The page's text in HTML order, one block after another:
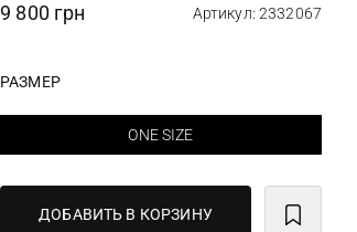
9 800 грн Артикул: 2332067
РАЗМЕР
ONE SIZE
ДОБАВИТЬ В КОРЗИНУ